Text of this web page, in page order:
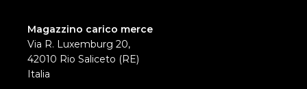
Magazzino carico merce
Via R. Luxemburg 20,
42010 Rio Saliceto (RE)
Italia